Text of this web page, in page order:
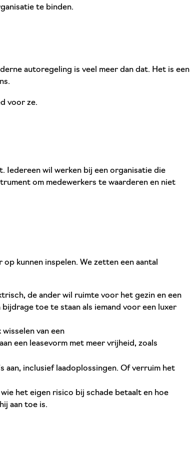
te binden.
autoregeling is veel meer dan dat. Het is een
voor ze.
Iedereen wil werken bij een organisatie die
om medewerkers te waarderen en niet
kunnen inspelen. We zetten een aantal
de ander wil ruimte voor het gezin en een
toe te staan als iemand voor een luxer
van een
een leasevorm met meer vrijheid, zoals
aan, inclusief laadoplossingen. Of verruim het
het eigen risico bij schade betaalt en hoe
aan toe is.